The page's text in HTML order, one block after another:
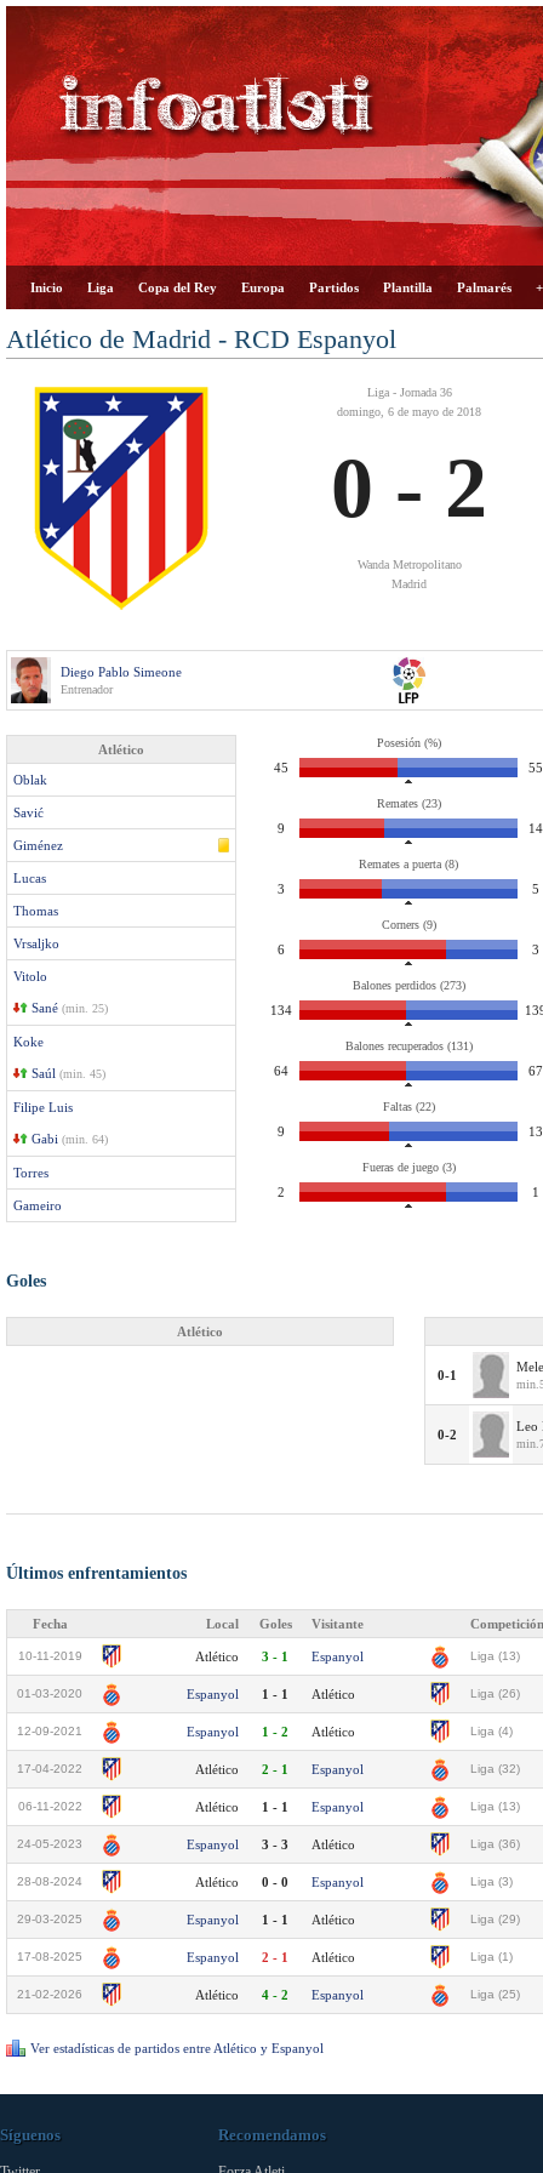
Inicio Liga Copa del Rey Europa Partidos Plantilla Palmarés
Atlético de Madrid - RCD Espanyol
Liga - Jornada 36
domingo, 6 de mayo de 2018
0 - 2
Wanda Metropolitano
Madrid
Diego Pablo Simeone
Entrenador
Atlético
Oblak
Savić
Giménez
Lucas
Thomas
Vrsaljko
Vitolo
Sané (min. 25)
Koke
Saúl (min. 45)
Filipe Luis
Gabi (min. 64)
Torres
Gameiro
Posesión (%)
45 55
Remates (23)
9 14
Remates a puerta (8)
3 5
Corners (9)
6 3
Balones perdidos (273)
134
Balones recuperados (131)
64 67
Faltas (22)
9 13
Fueras de juego (3)
2 1
Goles
Atlético
0-1
0-2
Leo
Últimos enfrentamientos
Fecha Local Goles Visitante Competición
10-11-2019 Atlético 3 - 1 Espanyol Liga (13)
01-03-2020 Espanyol 1 - 1 Atlético Liga (26)
12-09-2021 Espanyol 1 - 2 Atlético Liga (4)
17-04-2022 Atlético 2 - 1 Espanyol Liga (32)
06-11-2022 Atlético 1 - 1 Espanyol Liga (13)
24-05-2023 Espanyol 3 - 3 Atlético Liga (36)
28-08-2024 Atlético 0 - 0 Espanyol Liga (3)
29-03-2025 Espanyol 1 - 1 Atlético Liga (29)
17-08-2025 Espanyol 2 - 1 Atlético Liga (1)
21-02-2026 Atlético 4 - 2 Espanyol Liga (25)
Ver estadísticas de partidos entre Atlético y Espanyol
Síguenos Recomendamos